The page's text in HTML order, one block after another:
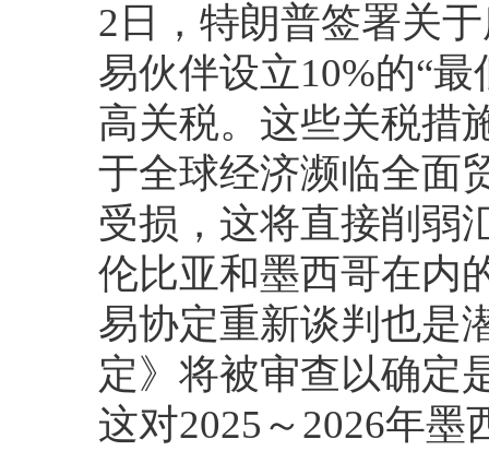
2日，特朗普签署关
易伙伴设立10%的“
高关税。这些关税措
于全球经济濒临全面
受损，这将直接削弱
伦比亚和墨西哥在内
易协定重新谈判也是
定》将被审查以确定
这对2025～2026年